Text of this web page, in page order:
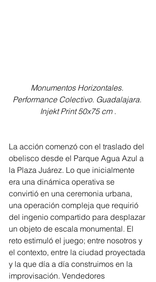
Monumentos Horizontales.
Performance Colectivo. Guadalajara.
Injekt Print 50x75 cm .
La acción comenzó con el traslado del
obelisco desde el Parque Agua Azul a
la Plaza Juárez. Lo que inicialmente
era una dinámica operativa se
convirtió en una ceremonia urbana,
una operación compleja que requirió
del ingenio compartido para desplazar
un objeto de escala monumental. El
reto estimuló el juego; entre nosotros y
el contexto, entre la ciudad proyectada
y la que día a día construimos en la
improvisación. Vendedores